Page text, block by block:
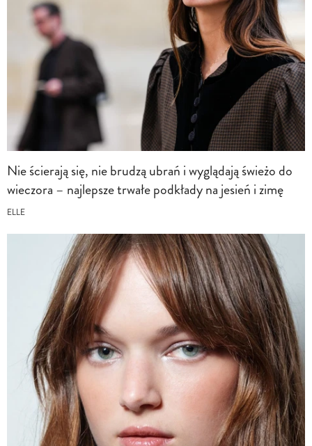
Nie ścierają się, nie brudzą ubrań i wyglądają świeżo do
wieczora – najlepsze trwałe podkłady na jesień i zimę
ELLE